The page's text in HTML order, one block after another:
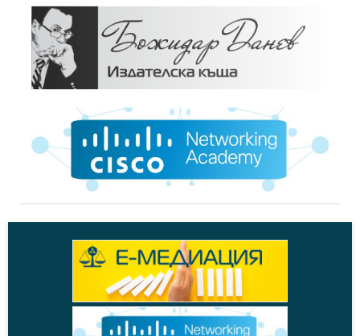
Новини, 27.04.2005
Първи годишни награди на БСК `ИН-5`
Фотогалерия, 27.04.2005
Награди 2005 г.
+